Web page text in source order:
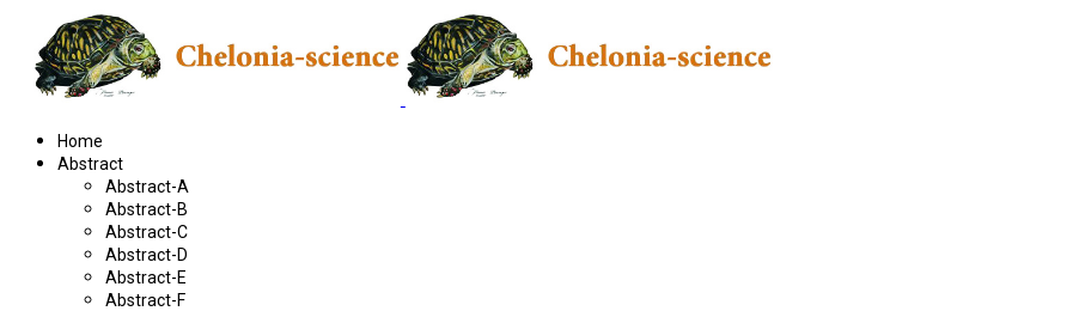
Home
Abstract
Abstract-A
Abstract-B
Abstract-C
Abstract-D
Abstract-E
Abstract-F